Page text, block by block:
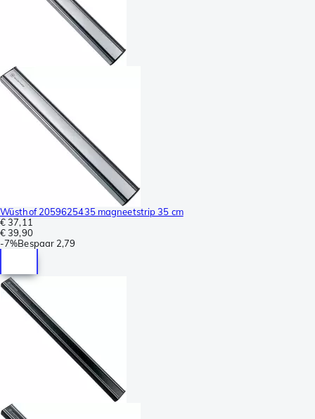
Wüsthof 2059625435 magneetstrip 35 cm
€ 37,11
€ 39,90
-7%Bespaar 2,79